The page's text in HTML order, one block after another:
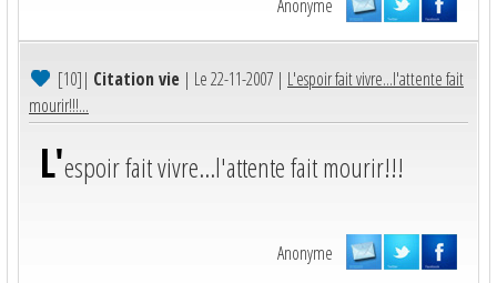
Anonyme
[10]| Citation vie | Le 22-11-2007 | L'espoir fait vivre...l'attente fait
mourir!!!...
L'espoir fait vivre...l'attente fait mourir!!!
Anonyme